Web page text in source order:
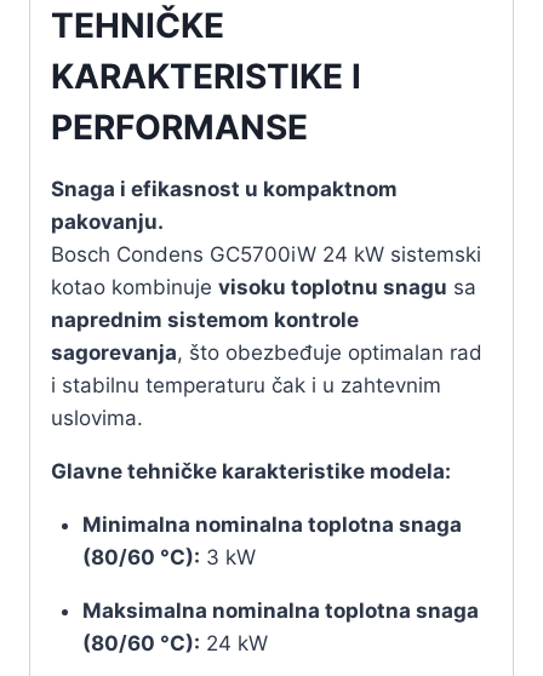
TEHNIČKE
KARAKTERISTIKE I
PERFORMANSE
Snaga i efikasnost u kompaktnom
pakovanju.
Bosch Condens GC5700iW 24 kW sistemski
kotao kombinuje visoku toplotnu snagu sa
naprednim sistemom kontrole
sagorevanja, što obezbeđuje optimalan rad
i stabilnu temperaturu čak i u zahtevnim
uslovima.
Glavne tehničke karakteristike modela:
Minimalna nominalna toplotna snaga
(80/60 °C): 3 kW
Maksimalna nominalna toplotna snaga
(80/60 °C): 24 kW